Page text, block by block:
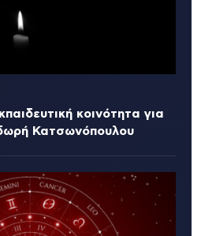
κοινότητα για
Κατσωνόπουλου